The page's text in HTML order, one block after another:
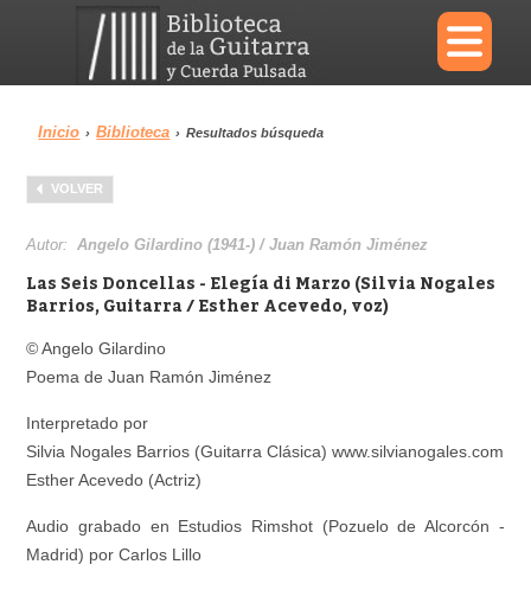
×
Menu
Biblioteca Diccionario
Área personal
Inicio › Biblioteca › Resultados búsqueda
VOLVER
Autor:Angelo Gilardino (1941-) / Juan Ramón Jiménez
Las Seis Doncellas - Elegía di Marzo (Silvia Nogales
Barrios, Guitarra / Esther Acevedo, voz)
© Angelo Gilardino
Poema de Juan Ramón Jiménez
Interpretado por
Silvia Nogales Barrios (Guitarra Clásica) www.silvianogales.com
Esther Acevedo (Actriz)
Audio grabado en Estudios Rimshot (Pozuelo de Alcorcón -
Madrid) por Carlos Lillo